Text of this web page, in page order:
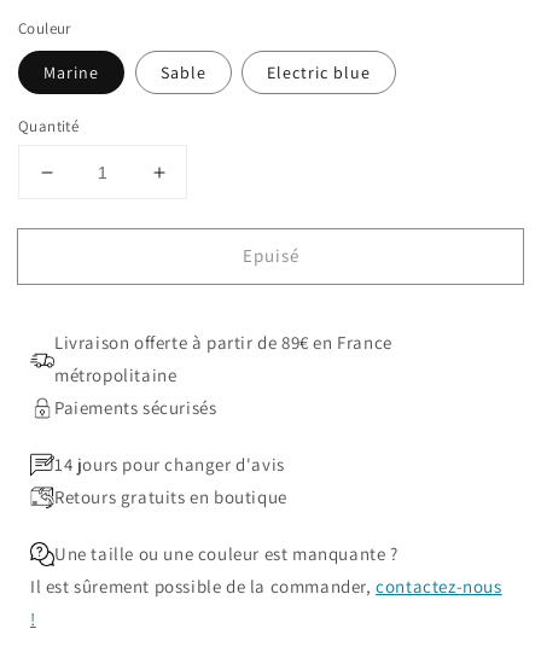
Couleur
Marine Sable Electric blue
Quantité
Réduire
quantité
Tapis
Augmenter
quantité
Tapis
Epuisé
Livraison offerte à partir de 89€ en France
métropolitaine
Paiements sécurisés
14 jours pour changer d'avis
Retours gratuits en boutique
Une taille ou une couleur est manquante ?
Il est sûrement possible de la commander,contactez-nous
!